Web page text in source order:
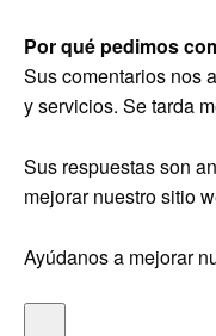
Por qué pedimos
Sus comentarios nos
y servicios. Se tarda
Sus respuestas son
mejorar nuestro sitio
Ayúdanos a mejorar